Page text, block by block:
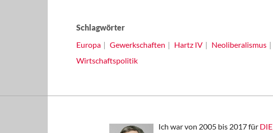
Schlagwörter
Europa
Gewerkschaften Hartz IV Neoliberalismus
Wirtschaftspolitik
Ich war von 2005 bis 2017 für DIE